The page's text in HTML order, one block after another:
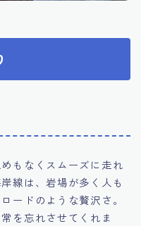
もなくスムーズに走れ
線は、岩場が多く人も
ードのような贅沢さ。
を忘れさせてくれま